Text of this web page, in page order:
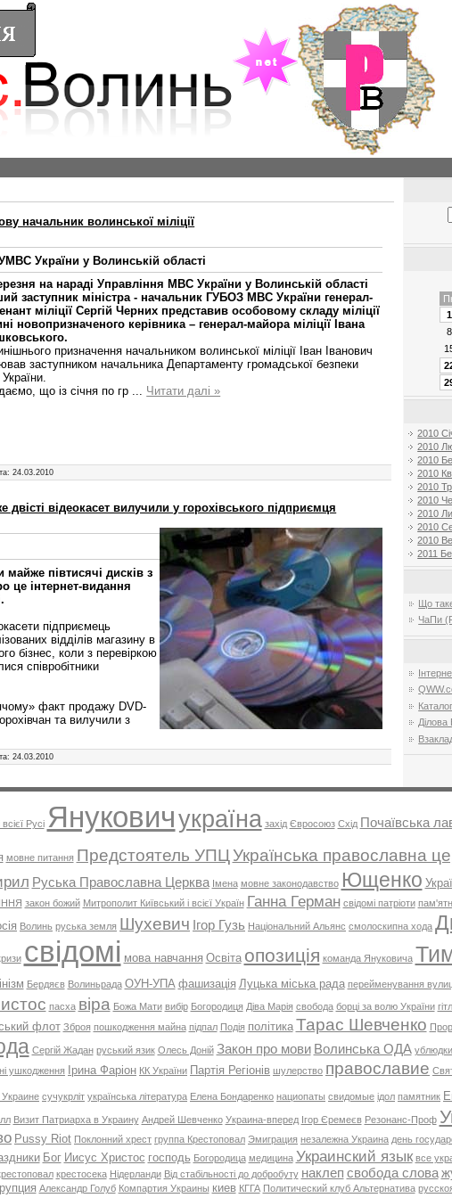
начальник волинської міліції
України у Волинській області
на нараді Управління МВС України у Волинській області
заступник міністра - начальник ГУБОЗ МВС України генерал-
міліції Сергій Черних представив особовому складу міліції
новопризначеного керівника – генерал-майора міліції Івана
призначення начальником волинської міліції Іван Іванович
заступником начальника Департаменту громадської безпеки
що із січня по гр ... Читати далі »
24.03.2010
двісті відеокасет вилучили у горохівського підприємця
майже півтисячі дисків з
це інтернет-видання
підприємець
відділів магазину в
бізнес, коли з перевіркою
співробітники
факт продажу DVD-
та вилучили з
24.03.2010
1
8
2010
2010
2010
2010
2010
2010
2010
2010
2010
2011
Що
ЧаПи
Ділова
Русі Януковичукраїна захід Євросоюз Схід Почаївська
мовне питання Предстоятель УПЦ Українська православна
Руська Православна Церква Імена мовне законодавство Ющенко
закон божий Митрополит Київський і всієї Україн Ганна Герман свідомі патріоти
Волинь руська земля Шухевич Ігор Гузь Національний Альянс смолоскипна хода
свідомі мова навчання Освіта опозиція команда Януковича
Бердяєв Волиньрада ОУН-УПА фашизація Луцька міська рада перейменування
пасха віра Божа Мати вибір Богородиця Діва Марія свобода борці за волю України
флот Зброя пошкодження майна підпал Подія політика Тарас Шевченко
Сергій Жадан руський язик Олесь Доній Закон про мови Волинська ОДА ублюдки
ушкодження Ірина Фаріон КК України Партія Регіонів шулерство православие
Украине сучукрліт українська література Елена Бондаренко нациопаты свидомые ідол памятник
Визит Патриарха в Украину Андрей Шевченко Украина-вперед Ігор Єремеєв Резонанс-Проф
Pussy Riot Поклонний хрест группа Крестоповал Эмиграция незалежна Украина день
Бог Иисус Христос господь Богородица медицина Украинский язык все
крестосека Нідерланди Від стабільності до добробуту наклеп свобода слова
Александр Голуб Компартия Украины киев КГГА Политический клуб Альтернатива